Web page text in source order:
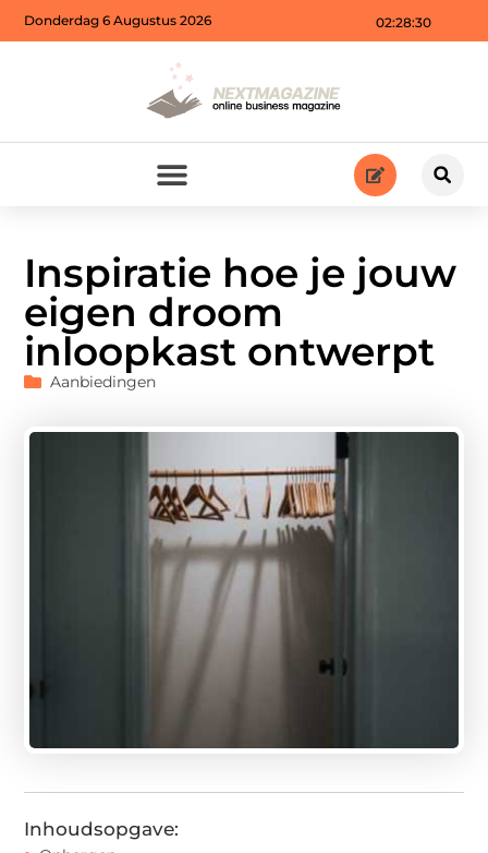
02:28:32
Donderdag 6 Augustus 2026
Inspiratie hoe je jouw
eigen droom
inloopkast ontwerpt
Aanbiedingen
Inhoudsopgave: